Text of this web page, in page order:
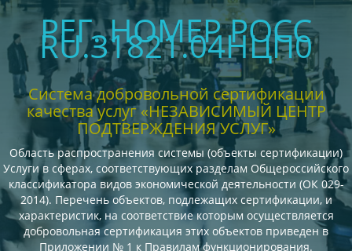
РЕГ. НОМЕР РОСС
RU.З1821.04НЦП0
Система добровольной сертификации
качества услуг «НЕЗАВИСИМЫЙ ЦЕНТР
ПОДТВЕРЖДЕНИЯ УСЛУГ»
Область распространения системы (объекты сертификации)
Услуги в сферах, соответствующих разделам Общероссийского
классификатора видов экономической деятельности (ОК 029-
2014). Перечень объектов, подлежащих сертификации, и
характеристик, на соответствие которым осуществляется
добровольная сертификация этих объектов приведен в
Приложении № 1 к Правилам функционирования.